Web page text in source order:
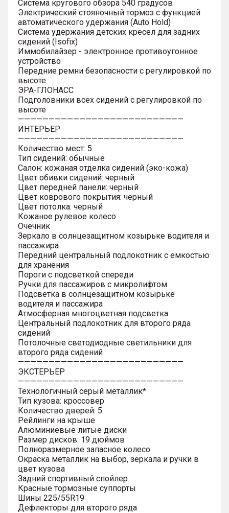
Система кругового обзора 540 градусов
Электрический стояночный тормоз с функцией
автоматического удержания (Auto Hold)
Система удержания детских кресел для задних
сидений (Isofix)
Иммобилайзер - электронное противоугонное
устройство
Передние ремни безопасности с регулировкой по
высоте
ЭРА-ГЛОНАСС
Подголовники всех сидений с регулировкой по
высоте
———————————————————————————
ИНТЕРЬЕР
———————————————————————————
Количество мест: 5
Тип сидений: обычные
Салон: кожаная отделка сидений (эко-кожа)
Цвет обивки сидений: черный
Цвет передней панели: черный
Цвет коврового покрытия: черный
Цвет потолка: черный
Кожаное рулевое колесо
Очечник
Зеркало в солнцезащитном козырьке водителя и
пассажира
Передний центральный подлокотник с емкостью
для хранения
Пороги с подсветкой спереди
Ручки для пассажиров с микролифтом
Подсветка в солнцезащитном козырьке
водителя и пассажира
Атмосферная многоцветная подсветка
Центральный подлокотник для второго ряда
сидений
Потолочные светодиодные светильники для
второго ряда сидений
———————————————————————————
ЭКСТЕРЬЕР
———————————————————————————
Технологичный серый металлик*
Тип кузова: кроссовер
Количество дверей: 5
Рейлинги на крыше
Алюминиевые литые диски
Размер дисков: 19 дюймов
Полноразмерное запасное колесо
Окраска металлик на выбор, зеркала и ручки в
цвет кузова
Задний спортивный спойлер
Красные тормозные суппорты
Шины 225/55R19
Дефлекторы для второго ряда